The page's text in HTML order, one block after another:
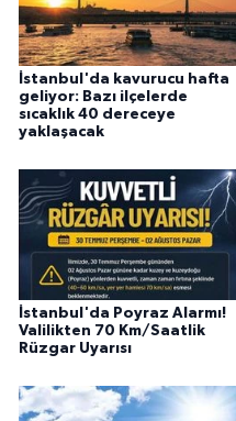
İstanbul'da kavurucu hafta
geliyor: Bazı ilçelerde
sıcaklık 40 dereceye
yaklaşacak
İstanbul'da Poyraz Alarmı!
Valilikten 70 Km/Saatlik
Rüzgar Uyarısı